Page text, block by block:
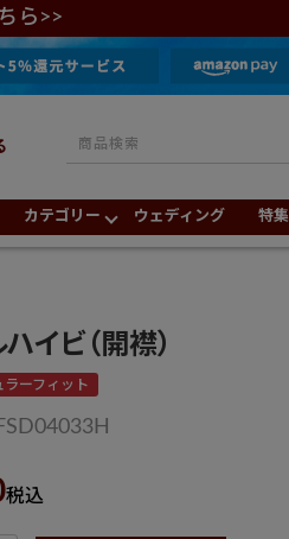
ら>>
カテゴリー ウェディング 特集
イビ（開襟）
ラーフィット
税込